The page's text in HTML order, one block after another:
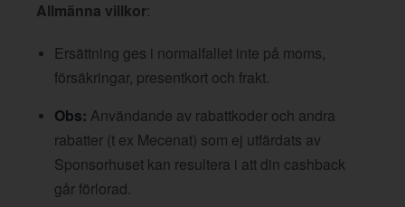
Allmänna villkor:
Ersättning ges i normalfallet inte på moms,
försäkringar, presentkort och frakt.
Obs: Användande av rabattkoder och andra
rabatter (t ex Mecenat) som ej utfärdats av
Sponsorhuset kan resultera i att din cashback
går förlorad.